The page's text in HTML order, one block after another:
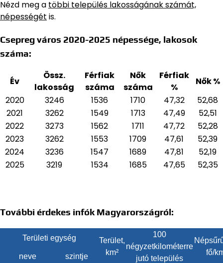
Nézd meg a többi település lakosságának számát,
népességét is.
Csepreg város 2020-2025 népessége, lakosok
száma:
Év
Össz.
lakosság
Férfiak
száma
Nők
száma
Férfiak
%
Nők %
2020
3246 1536 1710 47,32
52,68
2021
3262 1549 1713 47,49
52,51
2022
3273 1562 1711 47,72
52,28
2023
3262 1553 1709 47,61
52,39
2024
3236 1547 1689 47,81
52,19
2025
3219 1534 1685 47,65 52,35
További érdekes infók Magyarországról:
Területi egység
Terület,
km²
100
négyzetkilométerre
jutó település
fő/
neve szintje